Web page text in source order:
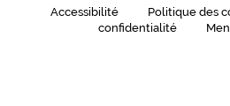
Accessibilité Politique des
confidentialité